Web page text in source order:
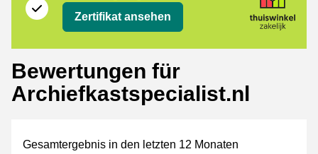
Zertifikat ansehen
Bewertungen für
Archiefkastspecialist.nl
Gesamtergebnis in den letzten 12 Monaten